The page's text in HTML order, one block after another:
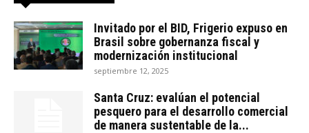
Invitado por el BID, Frigerio expuso en
Brasil sobre gobernanza fiscal y
modernización institucional
septiembre 12, 2025
Santa Cruz: evalúan el potencial
pesquero para el desarrollo comercial
de manera sustentable de la...